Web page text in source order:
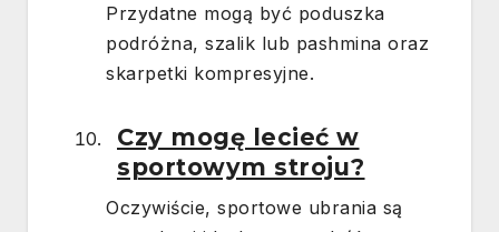
Przydatne mogą być poduszka
podróżna, szalik lub pashmina oraz
skarpetki kompresyjne.
Czy mogę lecieć w
sportowym stroju?
Oczywiście, sportowe ubrania są